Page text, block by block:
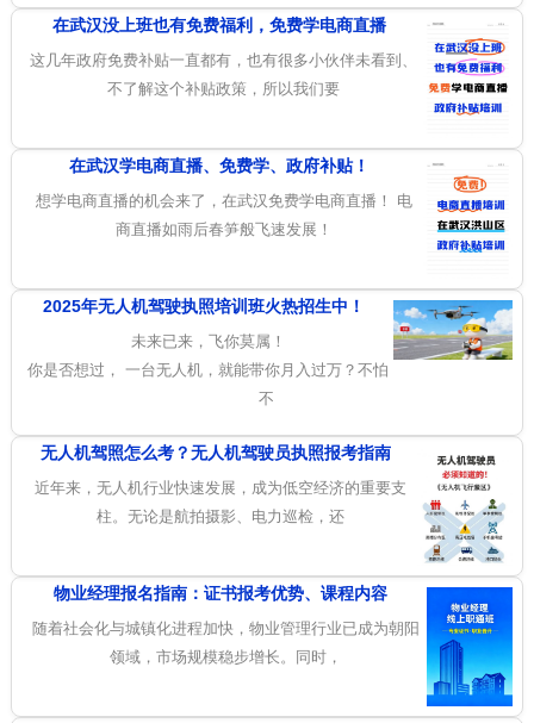
在武汉没上班也有免费福利，免费学电商直播
这几年政府免费补贴一直都有，也有很多小伙伴未看到、
不了解这个补贴政策，所以我们要
在武汉学电商直播、免费学、政府补贴！
想学电商直播的机会来了，在武汉免费学电商直播！ 电
商直播如雨后春笋般飞速发展！
2025年无人机驾驶执照培训班火热招生中！
未来已来，飞你莫属！
你是否想过， 一台无人机，就能带你月入过万？不怕
不
无人机驾照怎么考？无人机驾驶员执照报考指南
近年来，无人机行业快速发展，成为低空经济的重要支
柱。无论是航拍摄影、电力巡检，还
物业经理报名指南：证书报考优势、课程内容
随着社会化与城镇化进程加快，物业管理行业已成为朝阳
领域，市场规模稳步增长。同时，